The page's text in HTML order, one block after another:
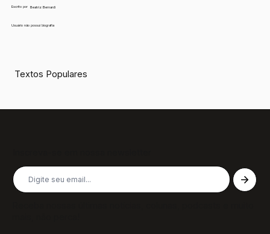
Escrito por Beatriz Bernardi
Usuário não possui biografia
Textos Populares